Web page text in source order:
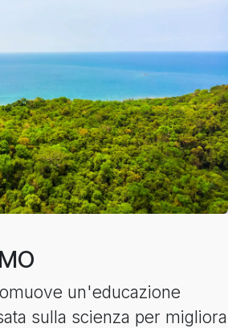
un'educazione
sulla scienza per